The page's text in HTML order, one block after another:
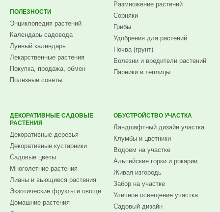
ПОЛЕЗНОСТИ
Энциклопедия растений
Календарь садовода
Лунный календарь
Лекарственные растения
Покупка, продажа, обмен
Полезные советы
Размножение растений
Сорняки
Грибы
Удобрения для растений
Почва (грунт)
Болезни и вредители растений
Парники и теплицы
ДЕКОРАТИВНЫЕ САДОВЫЕ
РАСТЕНИЯ
Декоративные деревья
Декоративные кустарники
Садовые цветы
Многолетние растения
Лианы и вьющиеся растения
Экзотические фрукты и овощи
Домашние растения
ОБУСТРОЙСТВО УЧАСТКА
Ландшафтный дизайн участка
Клумбы и цветники
Водоем на участке
Альпийские горки и рокарии
Живая изгородь
Забор на участке
Уличное освещение участка
Садовый дизайн